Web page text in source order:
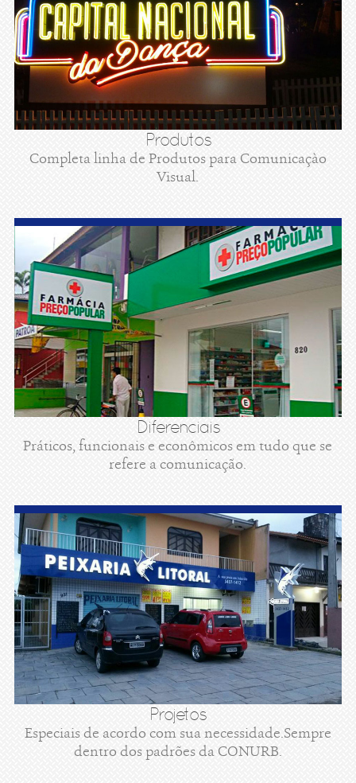
Produtos
Completa linha de Produtos para Comunicaçào
Visual.
Diferenciais
Práticos, funcionais e econômicos em tudo que se
refere a comunicação.
Projetos
Especiais de acordo com sua necessidade.Sempre
dentro dos padrões da CONURB.